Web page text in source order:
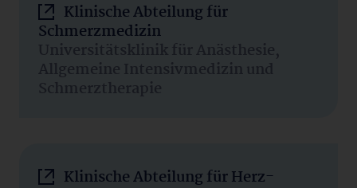
Klinische Abteilung für
Schmerzmedizin
Universitätsklinik für Anästhesie,
Allgemeine Intensivmedizin und
Schmerztherapie
Klinische Abteilung für Herz-